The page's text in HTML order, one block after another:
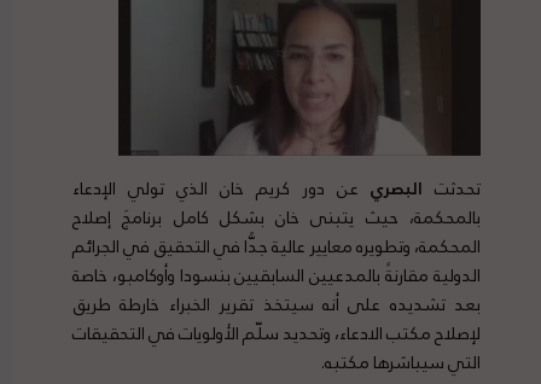
تحدثت البصري عن دور كريم خان الذي تولي الإدعاء
بالمحكمة، حيث يتبنى خان بشكل كامل برنامجَ إصلاح
المحكمة، وتطويره معايير عالية جدًّا في التحقيق في الجرائم
الدولية مقارنةً بالمدعيين السابقيين بنسودا وأوكامبو، خاصة
بعد تشديده على أنه سيتخذ تقرير الخبراء خارطة طريق
لإصلاح مكتب الادعاء، وتحديد سلّم الأولويات في التحقيقات
التي سيباشرها مكتبه.